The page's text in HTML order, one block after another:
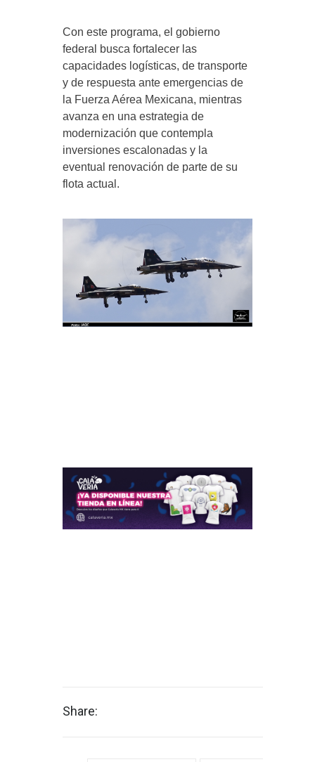
Con este programa, el gobierno
federal busca fortalecer las
capacidades logísticas, de transporte
y de respuesta ante emergencias de
la Fuerza Aérea Mexicana, mientras
avanza en una estrategia de
modernización que contempla
inversiones escalonadas y la
eventual renovación de parte de su
flota actual.
Share: